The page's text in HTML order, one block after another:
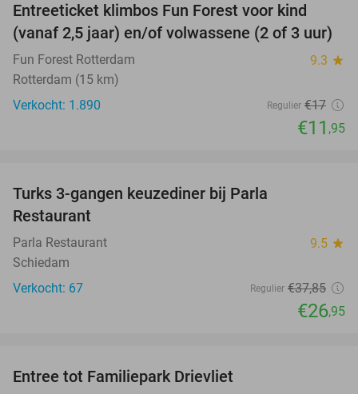
Entreeticket klimbos Fun Forest voor kind
(vanaf 2,5 jaar) en/of volwassene (2 of 3 uur)
Fun Forest Rotterdam 9.3 star
Rotterdam (15 km)
Verkocht: 1.890
Regulier €17
€11 ,95
Turks 3-gangen keuzediner bij Parla
Restaurant
Parla Restaurant 9.5 star
Schiedam
Verkocht: 67
Regulier €37,85
€26,95
Entree tot Familiepark Drievliet